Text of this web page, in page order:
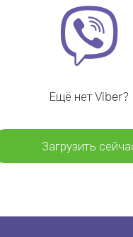
Ещё нет Viber?
Загрузить